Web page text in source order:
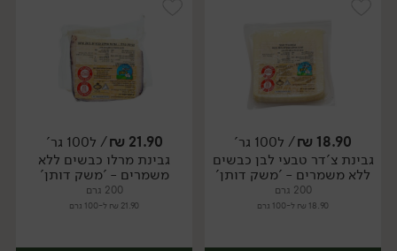
יח׳ יח׳
18.90
₪/ ל100 גר'
גבינת צ'דר טבעי לבן כבשים
ללא משמרים - 'משק דותן'
200 גרם
18.90 ₪ ל-100 גרם
21.90
₪/ ל100 גר'
גבינת מרלו כבשים ללא
משמרים - 'משק דותן'
200 גרם
21.90 ₪ ל-100 גרם